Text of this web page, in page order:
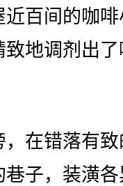
百间的咖
地调剂出
在错落有致
子，装潢